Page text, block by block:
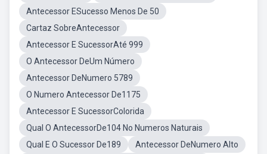
Antecessor ESucesso Menos De 50
Cartaz SobreAntecessor
Antecessor E SucessorAté 999
O Antecessor DeUm Número
Antecessor DeNumero 5789
O Numero Antecessor De1175
Antecessor E SucessorColorida
Qual O AntecessorDe104 No Numeros Naturais
Qual E O Sucessor De189
Antecessor DeNumero Alto